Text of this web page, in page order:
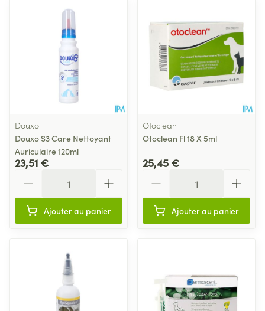
Douxo
Douxo S3 Care Nettoyant
Auriculaire 120ml
23,51 €
Ajouter au panier
Otoclean
Otoclean Fl 18 X 5ml
25,45 €
Ajouter au panier